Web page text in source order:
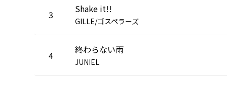
3 Shake it!!
GILLE/ゴスペラーズ
4 終わらない雨
JUNIEL